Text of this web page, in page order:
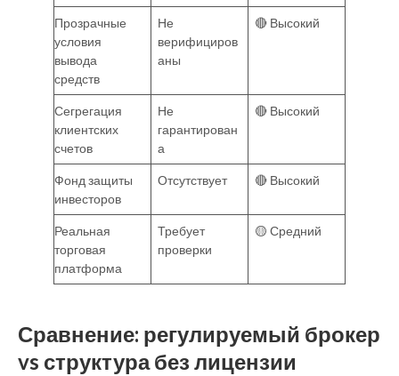
Прозрачные
условия
вывода
средств
Не
верифициров
аны
🔴 Высокий
Сегрегация
клиентских
счетов
Не
гарантирован
а
🔴 Высокий
Фонд защиты
инвесторов
Отсутствует 🔴 Высокий
Реальная
торговая
платформа
Требует
проверки
🟡 Средний
Сравнение: регулируемый брокер
vs структура без лицензии